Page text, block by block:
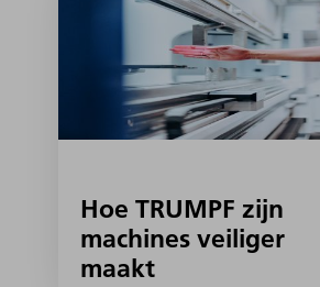
Hoe TRUMPF zijn
machines veiliger
maakt